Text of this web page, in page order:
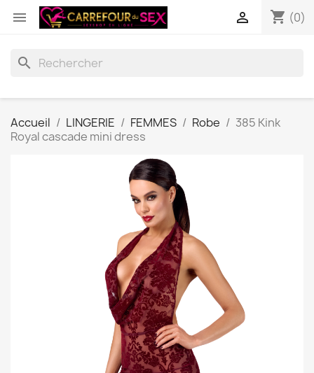
 shopping_cart (0)

search
Accueil LINGERIE FEMMES Robe
385 Kink
Royal cascade mini dress